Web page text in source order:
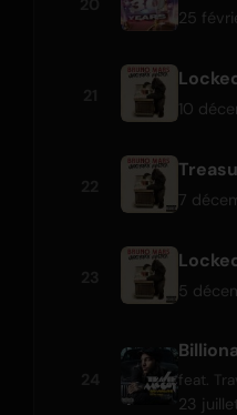
25
10
7
5
feat.
23